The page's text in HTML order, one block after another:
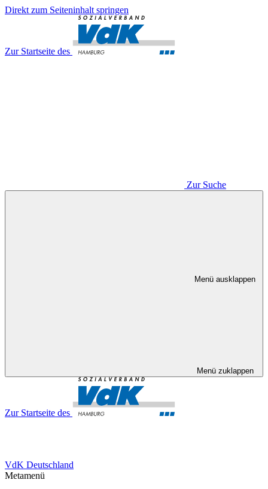
Direkt zum Seiteninhalt springen
Zur Startseite des
Zur Suche
Menü ausklappen
Menü zuklappen
Zur Startseite des
VdK Deutschland
Metamenü